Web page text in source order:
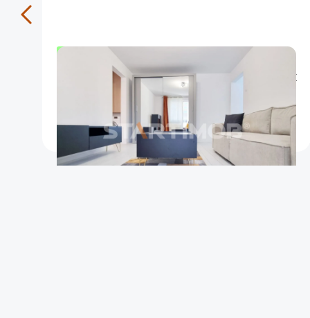
Apartament doua camere mobilat zona Onix
m² dormitor Etaj